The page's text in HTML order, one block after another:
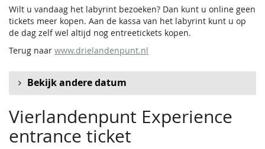
Wilt u vandaag het labyrint bezoeken? Dan kunt u online geen
tickets meer kopen. Aan de kassa van het labyrint kunt u op
de dag zelf wel altijd nog entreetickets kopen.
Terug naar www.drielandenpunt.nl
Bekijk andere datum
Vierlandenpunt Experience
entrance ticket